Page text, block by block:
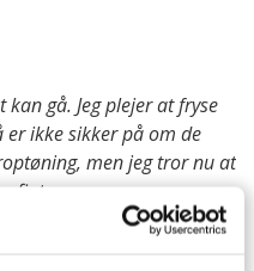
gå. Jeg plejer at fryse
er ikke sikker på om de
men jeg tror nu at
fint.